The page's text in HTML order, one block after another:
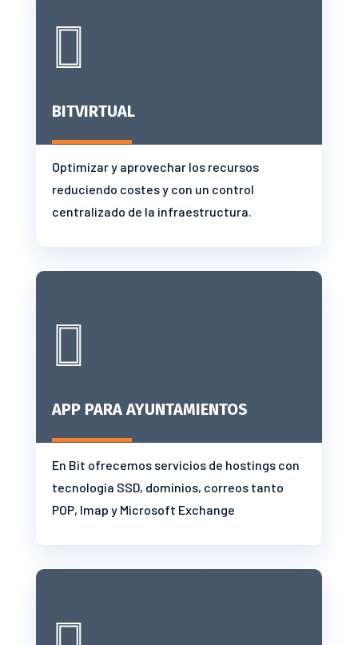

BITVIRTUAL
Optimizar y aprovechar los recursos
reduciendo costes y con un control
centralizado de la infraestructura.

APP PARA AYUNTAMIENTOS
En Bit ofrecemos servicios de hostings con
tecnología SSD, dominios, correos tanto
POP, Imap y Microsoft Exchange